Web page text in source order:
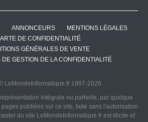
ANNONCEURS
MENTIONS LÉGALES
DE CONFIDENTIALITÉ
GÉNÉRALES DE VENTE
DE GESTION DE LA CONFIDENTIALITÉ
LeMondeInformatique.fr 1997-2026
intégrale ou partielle, par quelque
publiées sur ce site, faite sans l'autorisation
du site LeMondeInformatique.fr est illicite et